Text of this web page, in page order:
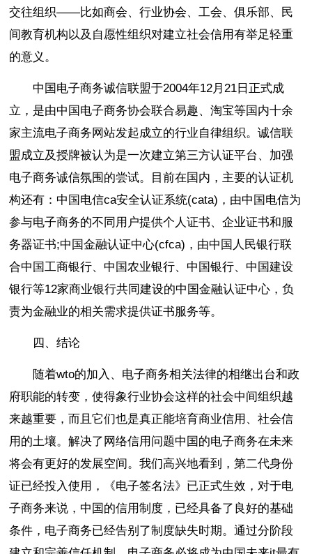
交往组织——比如商会、行业协会、工会、俱乐部、民
间教育机构以及自愿性组织对建立社会信用有举足轻重
的意义。
中国电子商务诚信联盟于2004年12月21日正式成
立，是由中国电子商务协会联合易趣、淘宝等国内十余
家主流电子商务网站发起成立的行业自律组织。诚信联
盟成立及授牌被认为是一次建立第三方认证平台、加强
电子商务诚信氛围的尝试。目前在国内，主要的认证机
构还有：中国电信ca安全认证系统(cata)，由中国电信为
参与电子商务的不同用户提供个人证书、企业证书和服
务器证书;中国金融认证中心(cfca)，由中国人民银行联
合中国工商银行、中国农业银行、中国银行、中国建设
银行等12家商业银行共同建设的中国金融认证中心，负
责为金融业的相关需求提供证书服务等。
四、结论
随着wto的加入、电子商务相关法律的相继出台和政
府职能的转变，使得象行业协会这样的社会中间组织越
来越重要，而且它们也是真正能培育商业信用、社会信
用的土壤。解决了网络信用问题中国的电子商务在未来
将会有更好的发展空间。我们高兴地看到，第二代身份
证已经投入使用，《电子签名法》已正式生效，对于电
子商务来说，中国的信用制度，已经具备了良好的基础
条件，电子商务已经告别了制度缺失时期。通过分阶段